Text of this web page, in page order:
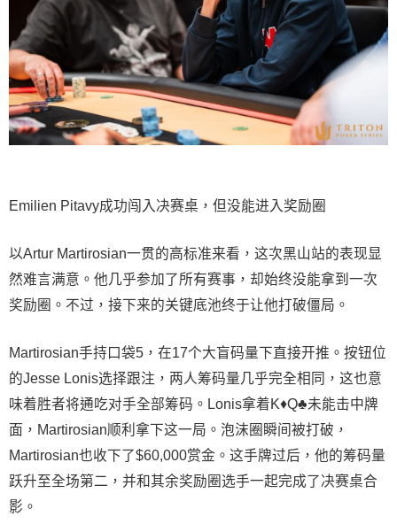
Emilien Pitavy成功闯入决赛桌，但没能进入奖励圈
以Artur Martirosian一贯的高标准来看，这次黑山站的表现显
然难言满意。他几乎参加了所有赛事，却始终没能拿到一次
奖励圈。不过，接下来的关键底池终于让他打破僵局。
Martirosian手持口袋5，在17个大盲码量下直接开推。按钮位
的Jesse Lonis选择跟注，两人筹码量几乎完全相同，这也意
味着胜者将通吃对手全部筹码。Lonis拿着K♦Q♣未能击中牌
面，Martirosian顺利拿下这一局。泡沫圈瞬间被打破，
Martirosian也收下了$60,000赏金。这手牌过后，他的筹码量
跃升至全场第二，并和其余奖励圈选手一起完成了决赛桌合
影。